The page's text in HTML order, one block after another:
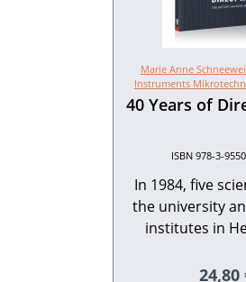
Marie Anne
Instruments
40 Years of
ISBN 978-3-
In 1984, five
the university
institutes in
company24,80